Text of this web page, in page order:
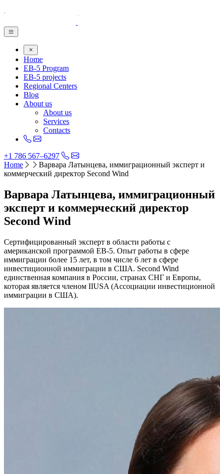
Home
EB-5 Program
EB-5 projects
Regional Centers
Blog
About us
About us
Services
Contacts
+1 786 567–6297
Home
Варвара Латынцева, иммиграционный эксперт и
коммерческий директор Second Wind
Варвара Латынцева, иммиграционный
эксперт и коммерческий директор
Second Wind
Сертифицированный эксперт в области работы с
американской программой ЕВ-5. Опыт работы в сфере
иммиграции более 15 лет, в том числе 6 лет в сфере
инвестиционной иммиграции в США. Second Wind
единственная компания в России, странах СНГ и Европы,
которая является членом IIUSA (Ассоциации инвестиционной
иммиграции в США).